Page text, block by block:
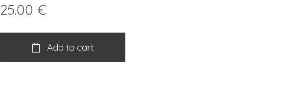
25.00 €
Add to cart